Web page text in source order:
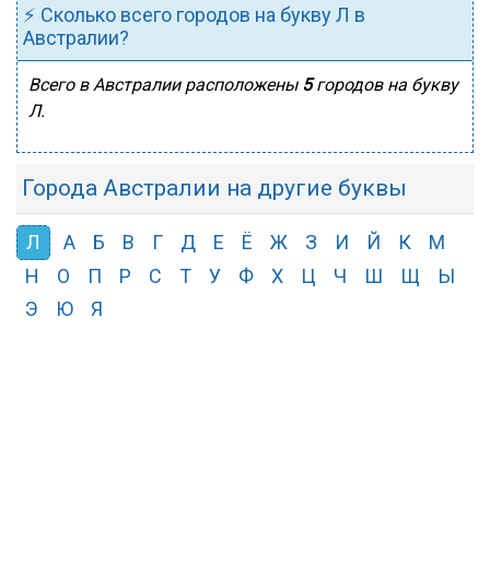
⚡ Сколько всего городов на букву Л в
Австралии?
Всего в Австралии расположены 5городов на букву
Л.
Города Австралии на другие буквы
Л А Б В Г Д Е Ё Ж З И Й К
М
Н
О П Р С Т У Ф Х Ц Ч Ш Щ
Ы
Э
Ю Я